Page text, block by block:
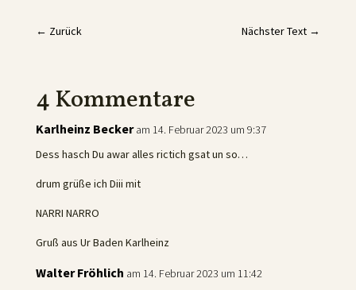
← Zurück Nächster Text →
4 Kommentare
Karlheinz Becker am 14. Februar 2023 um 9:37
Dess hasch Du awar alles rictich gsat un so…
drum grüße ich Diii mit
NARRI NARRO
Gruß aus Ur Baden Karlheinz
Walter Fröhlich am 14. Februar 2023 um 11:42